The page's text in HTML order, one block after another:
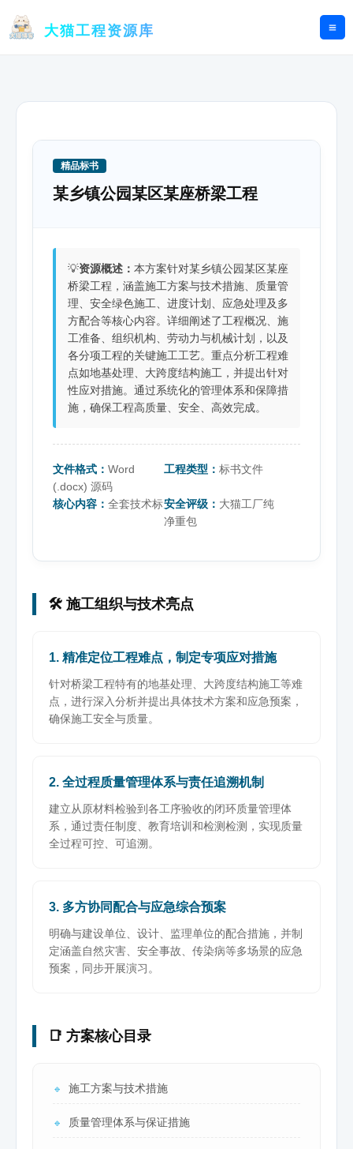
大猫工程资源库
精品标书
某乡镇公园某区某座桥梁工程
💡资源概述： 本方案针对某乡镇公园某区某座
桥梁工程，涵盖施工方案与技术措施、质量管
理、安全绿色施工、进度计划、应急处理及多
方配合等核心内容。详细阐述了工程概况、施
工准备、组织机构、劳动力与机械计划，以及
各分项工程的关键施工工艺。重点分析工程难
点如地基处理、大跨度结构施工，并提出针对
性应对措施。通过系统化的管理体系和保障措
施，确保工程高质量、安全、高效完成。
文件格式： Word
(.docx) 源码
工程类型：标书文件
核心内容： 全套技术标安全评级： 大猫工厂纯
净重包
🛠️ 施工组织与技术亮点
1. 精准定位工程难点，制定专项应对措施
针对桥梁工程特有的地基处理、大跨度结构施工等难
点，进行深入分析并提出具体技术方案和应急预案，
确保施工安全与质量。
2. 全过程质量管理体系与责任追溯机制
建立从原材料检验到各工序验收的闭环质量管理体
系，通过责任制度、教育培训和检测检测，实现质量
全过程可控、可追溯。
3. 多方协同配合与应急综合预案
明确与建设单位、设计、监理单位的配合措施，并制
定涵盖自然灾害、安全事故、传染病等多场景的应急
预案，同步开展演习。
📑 方案核心目录
🔹 施工方案与技术措施
🔹 质量管理体系与保证措施